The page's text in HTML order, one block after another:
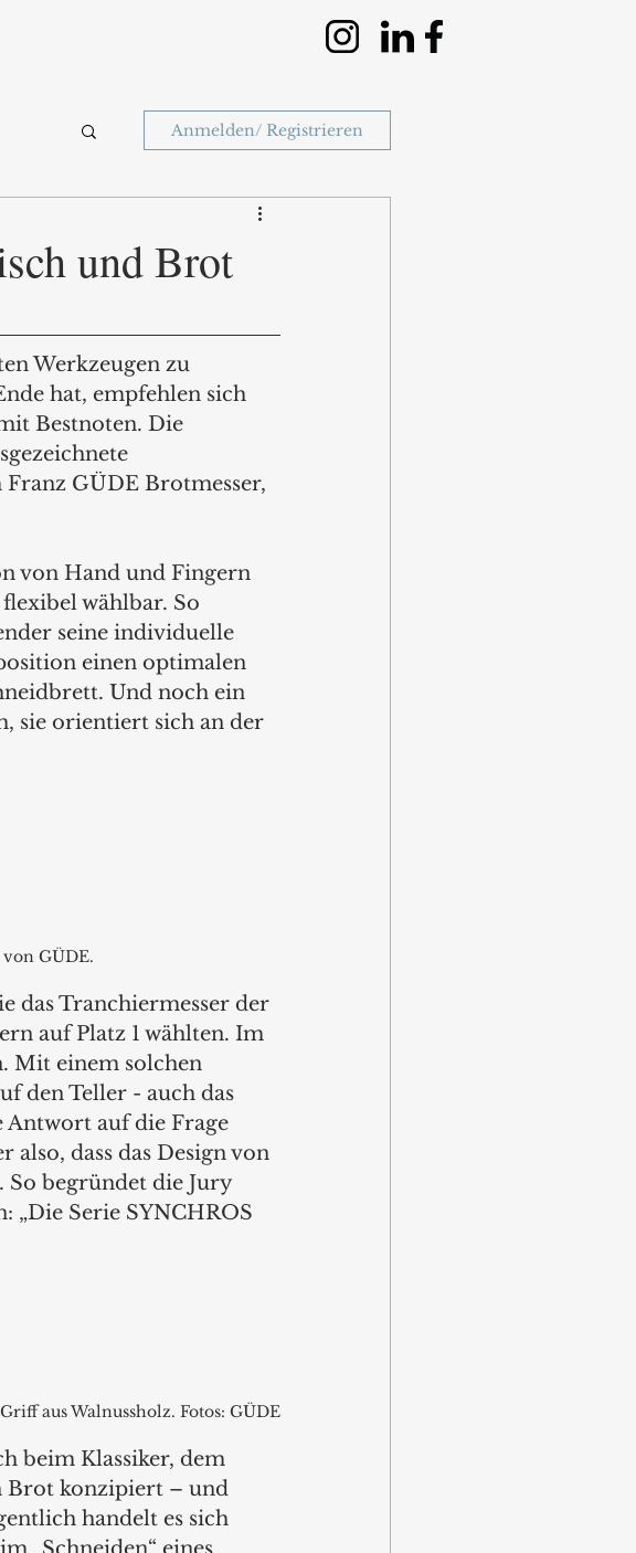
Anmelden/ Registrieren
und Brot
Werkzeugen zu
hat, empfehlen sich
Bestnoten. Die
GÜDE Brotmesser,
von Hand und Fingern
wählbar. So
seine individuelle
einen optimalen
Und noch ein
sie orientiert sich an der
GÜDE.
das Tranchiermesser der
auf Platz 1 wählten. Im
Mit einem solchen
den Teller - auch das
auf die Frage
also, dass das Design von
So begründet die Jury
„Die Serie SYNCHROS
aus Walnussholz. Fotos: GÜDE
beim Klassiker, dem
Brot konzipiert – und
handelt es sich